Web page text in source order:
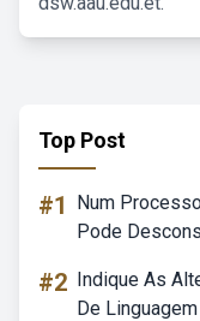
Top Post
#1
Num
Pode
#2 Indique As
De